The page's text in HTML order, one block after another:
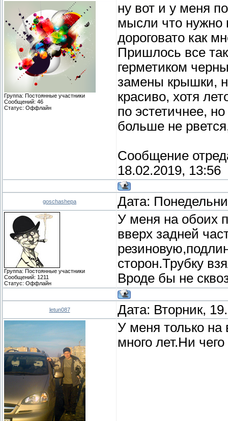
Группа: Постоянные участники
Сообщений: 46
Статус: Оффлайн
ну вот и у меня
мысли что нужно
дороговато как
Пришлось все
герметиком
замены крышки,
красиво, хотя
по эстетичнее,
больше не
Сообщение
18.02.2019, 13:56
goschashepa Дата:
Группа: Постоянные участники
Сообщений: 1211
Статус: Оффлайн
У меня на обоих
вверх задней
сторон.Трубку
Вроде бы не
letun087 Дата: Вторник,
У меня только на
много лет.Ни